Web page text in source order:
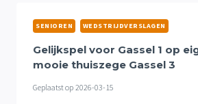
BODEM,
NIPTE
UITZEGE
VAN
VR18+1
SENIOREN WEDSTRIJDVERSLAGEN
Gelijkspel voor Gassel 1 op
mooie thuiszege Gassel 3
Geplaatst op 2026-03-15